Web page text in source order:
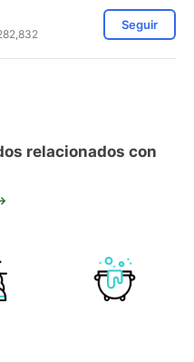
Seguir
relacionados con